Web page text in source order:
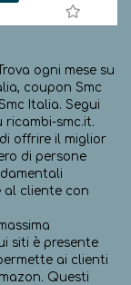
ogni mese su
coupon Smc
Italia. Segui
ricambi-smc.it.
di offrire il miglior
di persone
al cliente con
siti è presente
ai clienti
Questi